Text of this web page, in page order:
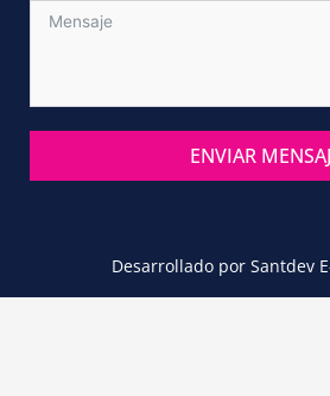
ENVIAR
Desarrollado por Santdev